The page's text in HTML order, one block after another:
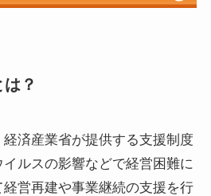
？
済産業省が提供する支援制度
ルスの影響などで経営困難に
営再建や事業継続の支援を行